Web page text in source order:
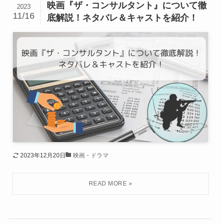
映画『ザ・コンサルタント』について徹
底解説！ネタバレ＆キャストを紹介！
2023
11/16
2023年12月20日 映画・ドラマ